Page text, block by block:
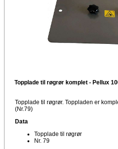
Topplade til røgrør komplet - Pellux
Topplade til røgrør. Toppladen er
(Nr.79)
Data
Topplade til røgrør
Nr. 79